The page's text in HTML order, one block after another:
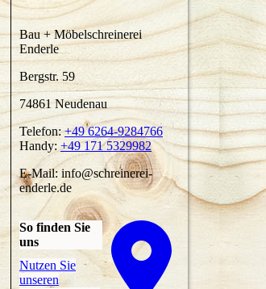
Bau + Möbelschreinerei
Enderle
Bergstr. 59
74861 Neudenau
Telefon:+49 6264-9284766
Handy: +49 171 5329982
E-Mail: info@schreinerei-
enderle.de
So finden Sie
uns
Nutzen Sie
unseren